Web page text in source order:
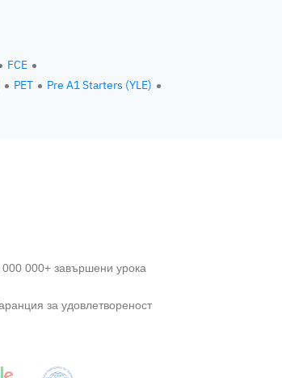
FCE
PET
Pre A1 Starters (YLE)
000 000+ завършени урока
за удовлетвореност